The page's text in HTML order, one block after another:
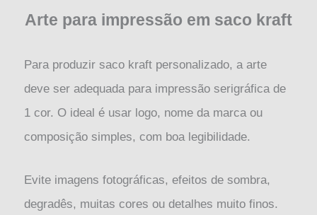
Arte para impressão em saco kraft
Para produzir saco kraft personalizado, a arte
deve ser adequada para impressão serigráfica de
1 cor. O ideal é usar logo, nome da marca ou
composição simples, com boa legibilidade.
Evite imagens fotográficas, efeitos de sombra,
degradês, muitas cores ou detalhes muito finos.